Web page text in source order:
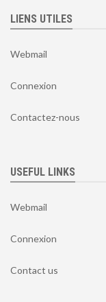
LIENS UTILES
Webmail
Connexion
Contactez-nous
USEFUL LINKS
Webmail
Connexion
Contact us